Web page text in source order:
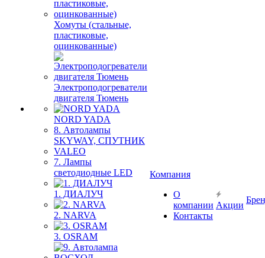
Хомуты (стальные,
пластиковые,
оцинкованные)
Электроподогреватели
двигателя Тюмень
NORD YADA
8. Автолампы
SKYWAY, СПУТНИК
VALEO
7. Лампы
светодиодные LED
1. ДИАЛУЧ
2. NARVA
3. OSRAM
Компания
О
компании
Контакты
Акции